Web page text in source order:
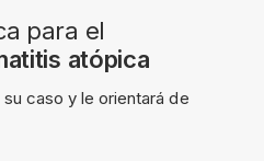
para el
atópica
caso y le orientará de